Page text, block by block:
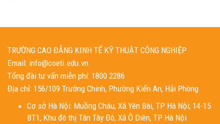
TRƯỜNG CAO ĐẲNG KINH TẾ KỸ THUẬT CÔNG NGHIỆP
Email: info@coeti.edu.vn
Tổng đài tư vấn miễn phí: 1800 2286
Địa chỉ: 156/109 Trường Chinh, Phường Kiến An, Hải Phòng
Cơ sở Hà Nội: Muồng Cháu, Xã Yên Bài, TP Hà Nội; 14-15
BT1, Khu đô thị Tân Tây Đô, Xã Ô Diên, TP Hà Nội